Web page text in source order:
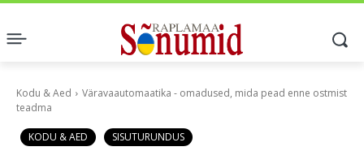
Kodu & Aed
Väravaautomaatika - omadused, mida pead enne ostmist
teadma
KODU & AED SISUTURUNDUS